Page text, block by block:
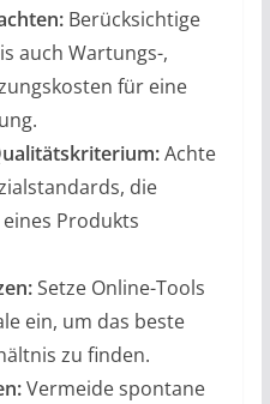
Berücksichtige
auch Wartungs-,
für eine
Achte
die
Produkts
Setze Online-Tools
ein, um das beste
zu finden.
Vermeide spontane